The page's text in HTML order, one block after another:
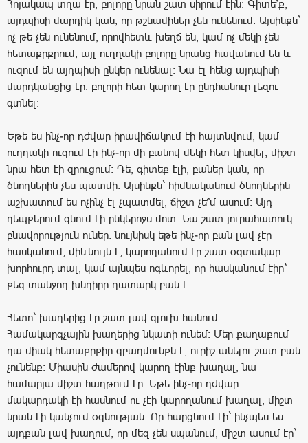
Հոյակապ տղա էր, բոլորը նրան շատ սիրում էին: Գիտե՞ք,
այդպիսի մարդիկ կան, որ թշնամիներ չեն ունենում: Այսինքն`
ոչ թե չեն ունենում, որովհետև խեղճ են, կամ ոչ մեկի չեն
հետաքրքրում, այլ ուղղակի բոլորը նրանց հավանում են և
ուզում են այդպիսի ընկեր ունենալ: Նա էլ հենց այդպիսի
մարդկանցից էր. բոլորի հետ կարող էր ընդհանուր լեզու
գտնել:
Եթե ես ինչ-որ դժվար իրավիճակում էի հայտնվում, կամ
ուղղակի ուզում էի ինչ-որ մի բանով մեկի հետ կիսվել, միշտ
նրա հետ էի զրուցում: Դե, գիտեք էլի, բաներ կան, որ
ծնողներին չես պատմի: Այսինքն` հիմնականում ծնողներին
աշխատում ես ոչինչ էլ չպատմել, ճիշտ չե՞մ ասում: Այդ
դեպքերում գնում էի ընկերոջս մոտ: Նա շատ յուրահատուկ
բնավորություն ուներ. նույնիսկ եթե ինչ-որ բան լավ չէր
հասկանում, միևնույն է, կարողանում էր շատ օգտակար
խորհուրդ տալ, կամ այնպես ոգևորել, որ հասկանում էիր`
քեզ տանջող խնդիրը դատարկ բան է:
Հետո` խաղերից էր շատ լավ գլուխ հանում:
Համակարգչային խաղերից նկատի ունեմ: Մեր քաղաքում
դա միակ հետաքրքիր զբաղմունքն է, ուրիշ անելու շատ բան
չունենք: Միասին ժամերով կարող էինք խաղալ, նա
համարյա միշտ հաղթում էր: Եթե ինչ-որ դժվար
մակարդակի էի հասնում ու չէի կարողանում խաղալ, միշտ
նրան էի կանչում օգնության: Որ հարցնում էի` ինչպես ես
այդքան լավ խաղում, որ մեզ չեն սպանում, միշտ ասում էր`